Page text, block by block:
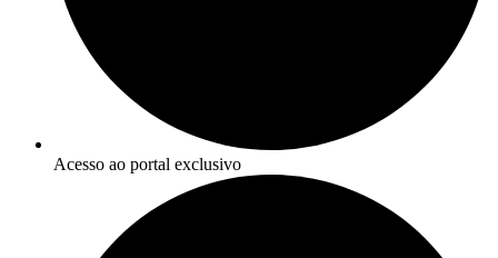
Acesso ao portal exclusivo